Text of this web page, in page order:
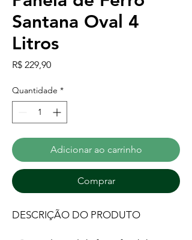
Santana Oval 4
Litros
R$ 229,90Preço
Quantidade *
Adicionar ao carrinho
Comprar
DESCRIÇÃO DO PRODUTO